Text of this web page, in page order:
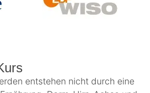
entstehen nicht durch eine